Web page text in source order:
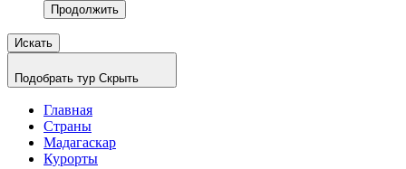
Продолжить
Искать
Подобрать тур Скрыть
Главная
Страны
Мадагаскар
Курорты